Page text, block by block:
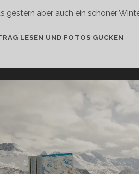
gestern aber auch ein schöner
LESEN UND FOTOS GUCKEN